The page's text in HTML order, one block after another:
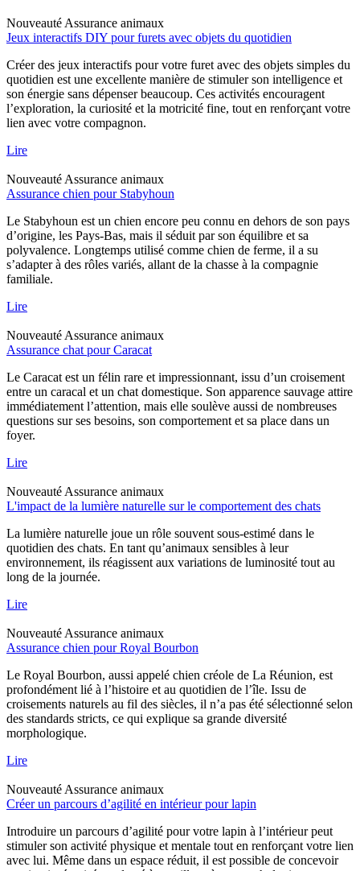
Nouveauté Assurance animaux
Jeux interactifs DIY pour furets avec objets du quotidien
Créer des jeux interactifs pour votre furet avec des objets simples du
quotidien est une excellente manière de stimuler son intelligence et
son énergie sans dépenser beaucoup. Ces activités encouragent
l’exploration, la curiosité et la motricité fine, tout en renforçant votre
lien avec votre compagnon.
Lire
Nouveauté Assurance animaux
Assurance chien pour Stabyhoun
Le Stabyhoun est un chien encore peu connu en dehors de son pays
d’origine, les Pays-Bas, mais il séduit par son équilibre et sa
polyvalence. Longtemps utilisé comme chien de ferme, il a su
s’adapter à des rôles variés, allant de la chasse à la compagnie
familiale.
Lire
Nouveauté Assurance animaux
Assurance chat pour Caracat
Le Caracat est un félin rare et impressionnant, issu d’un croisement
entre un caracal et un chat domestique. Son apparence sauvage attire
immédiatement l’attention, mais elle soulève aussi de nombreuses
questions sur ses besoins, son comportement et sa place dans un
foyer.
Lire
Nouveauté Assurance animaux
L'impact de la lumière naturelle sur le comportement des chats
La lumière naturelle joue un rôle souvent sous-estimé dans le
quotidien des chats. En tant qu’animaux sensibles à leur
environnement, ils réagissent aux variations de luminosité tout au
long de la journée.
Lire
Nouveauté Assurance animaux
Assurance chien pour Royal Bourbon
Le Royal Bourbon, aussi appelé chien créole de La Réunion, est
profondément lié à l’histoire et au quotidien de l’île. Issu de
croisements naturels au fil des siècles, il n’a pas été sélectionné selon
des standards stricts, ce qui explique sa grande diversité
morphologique.
Lire
Nouveauté Assurance animaux
Créer un parcours d’agilité en intérieur pour lapin
Introduire un parcours d’agilité pour votre lapin à l’intérieur peut
stimuler son activité physique et mentale tout en renforçant votre lien
avec lui. Même dans un espace réduit, il est possible de concevoir